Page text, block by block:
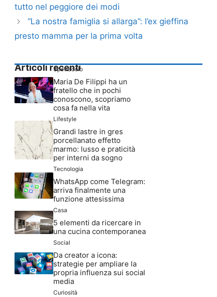
tutto nel peggiore dei modi
“La nostra famiglia si allarga”: l’ex gieffina
presto mamma per la prima volta
Articoli recenti
Spettacolo
Maria De Filippi ha un
fratello che in pochi
conoscono, scopriamo
cosa fa nella vita
Lifestyle
Grandi lastre in gres
porcellanato effetto
marmo: lusso e praticità
per interni da sogno
Tecnologia
WhatsApp come Telegram:
arriva finalmente una
funzione attesissima
Casa
5 elementi da ricercare in
una cucina contemporanea
Social
Da creator a icona:
strategie per ampliare la
propria influenza sui social
media
Curiosità